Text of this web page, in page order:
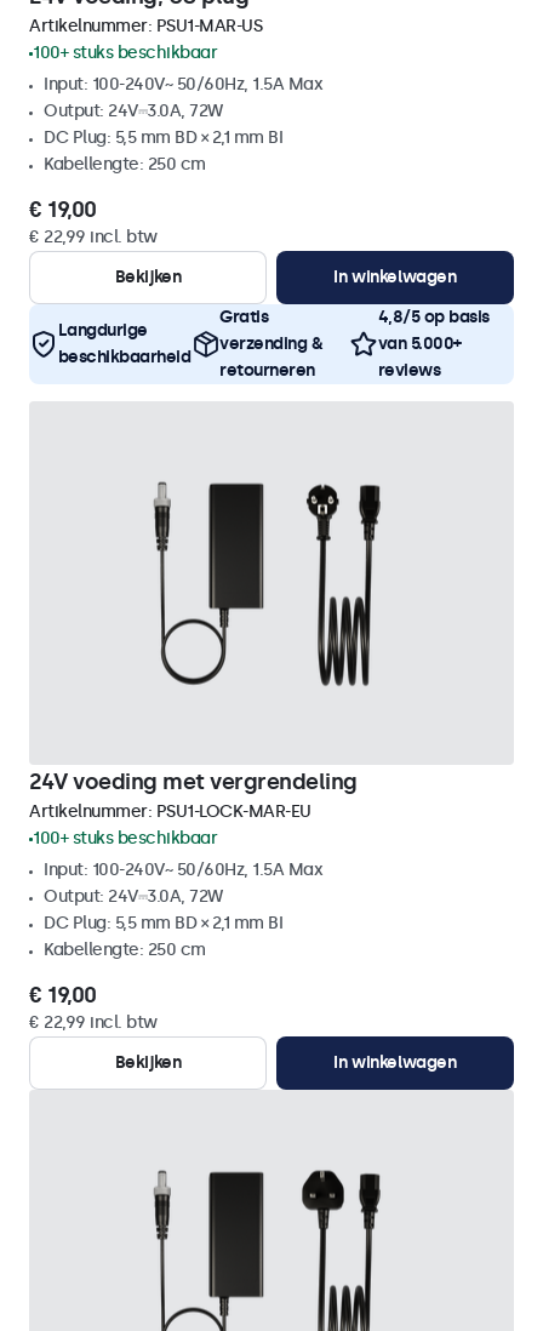
Artikelnummer: PSU1-MAR-US
100+ stuks beschikbaar
Input: 100-240V~ 50/60Hz, 1.5A Max
Output: 24V⎓3.0A, 72W
DC Plug: 5,5 mm BD × 2,1 mm BI
Kabellengte: 250 cm
€ 19,00
€ 22,99 incl. btw
Bekijken
In winkelwagen
Langdurige
beschikbaarheid
Gratis
verzending &
retourneren
4,8/5 op basis
van 5.000+
reviews
24V voeding met vergrendeling
Artikelnummer: PSU1-LOCK-MAR-EU
100+ stuks beschikbaar
Input: 100-240V~ 50/60Hz, 1.5A Max
Output: 24V⎓3.0A, 72W
DC Plug: 5,5 mm BD × 2,1 mm BI
Kabellengte: 250 cm
€ 19,00
€ 22,99 incl. btw
Bekijken
In winkelwagen